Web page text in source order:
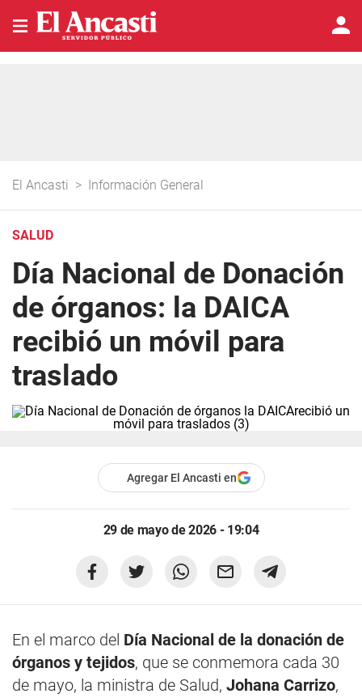
El Ancasti > Información General
SALUD
Día Nacional de Donación
de órganos: la DAICA
recibió un móvil para
traslado
Agregar El Ancasti en
29 de mayo de 2026 - 19:04
En el marco del Día Nacional de la donación de
órganos y tejidos, que se conmemora cada 30
de mayo, la ministra de Salud, Johana Carrizo,